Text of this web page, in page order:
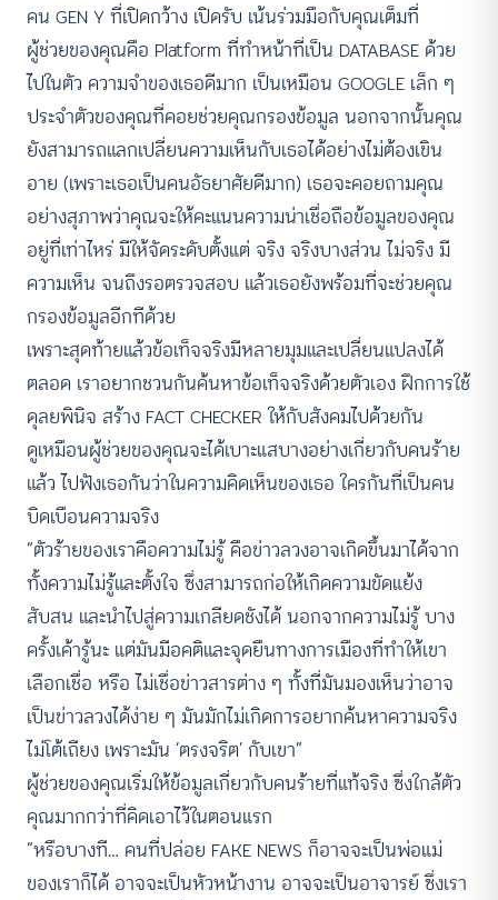
คน GEN Y ที่เปิดกว้าง เปิดรับ เน้นร่วมมือกับคุณเต็มที่
ผู้ช่วยของคุณคือ Platform ที่ทำหน้าที่เป็น DATABASE ด้วย
ไปในตัว ความจำของเธอดีมาก เป็นเหมือน GOOGLE เล็ก ๆ
ประจำตัวของคุณที่คอยช่วยคุณกรองข้อมูล นอกจากนั้นคุณ
ยังสามารถแลกเปลี่ยนความเห็นกับเธอได้อย่างไม่ต้องเขิน
อาย (เพราะเธอเป็นคนอัธยาศัยดีมาก) เธอจะคอยถามคุณ
อย่างสุภาพว่าคุณจะให้คะแนนความน่าเชื่อถือข้อมูลของคุณ
อยู่ที่เท่าไหร่ มีให้จัดระดับตั้งแต่ จริง จริงบางส่วน ไม่จริง มี
ความเห็น จนถึงรอตรวจสอบ แล้วเธอยังพร้อมที่จะช่วยคุณ
กรองข้อมูลอีกทีด้วย
เพราะสุดท้ายแล้วข้อเท็จจริงมีหลายมุมและเปลี่ยนแปลงได้
ตลอด เราอยากชวนกันค้นหาข้อเท็จจริงด้วยตัวเอง ฝึกการใช้
ดุลยพินิจ สร้าง FACT CHECKER ให้กับสังคมไปด้วยกัน
ดูเหมือนผู้ช่วยของคุณจะได้เบาะแสบางอย่างเกี่ยวกับคนร้าย
แล้ว ไปฟังเธอกันว่าในความคิดเห็นของเธอ ใครกันที่เป็นคน
บิดเบือนความจริง
“ตัวร้ายของเราคือความไม่รู้ คือข่าวลวงอาจเกิดขึ้นมาได้จาก
ทั้งความไม่รู้และตั้งใจ ซึ่งสามารถก่อให้เกิดความขัดแย้ง
สับสน และนำไปสู่ความเกลียดชังได้ นอกจากความไม่รู้ บาง
ครั้งเค้ารู้นะ แต่มันมีอคติและจุดยืนทางการเมืองที่ทำให้เขา
เลือกเชื่อ หรือ ไม่เชื่อข่าวสารต่าง ๆ ทั้งที่มันมองเห็นว่าอาจ
เป็นข่าวลวงได้ง่าย ๆ มันมักไม่เกิดการอยากค้นหาความจริง
ไม่โต้เถียง เพราะมัน ‘ตรงจริต’ กับเขา”
ผู้ช่วยของคุณเริ่มให้ข้อมูลเกี่ยวกับคนร้ายที่แท้จริง ซึ่งใกล้ตัว
คุณมากกว่าที่คิดเอาไว้ในตอนแรก
“หรือบางที… คนที่ปล่อย FAKE NEWS ก็อาจจะเป็นพ่อแม่
ของเราก็ได้ อาจจะเป็นหัวหน้างาน อาจจะเป็นอาจารย์ ซึ่งเรา